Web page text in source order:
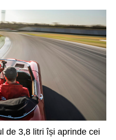
de 3,8 litri își aprinde cei